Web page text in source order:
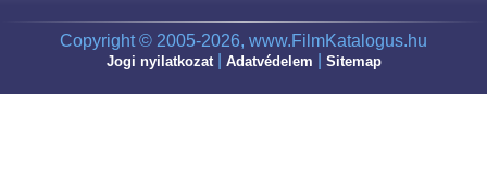
Copyright © 2005-2026, www.FilmKatalogus.hu
Jogi nyilatkozat| Adatvédelem Sitemap